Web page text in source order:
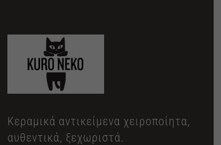
Κεραμικά αντικείμενα χειροποίητα,
αυθεντικά, ξεχωριστά.